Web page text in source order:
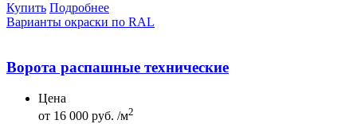
Купить Подробнее
Варианты окраски по RAL
Ворота распашные технические
Цена
от 16 000 руб. /м2